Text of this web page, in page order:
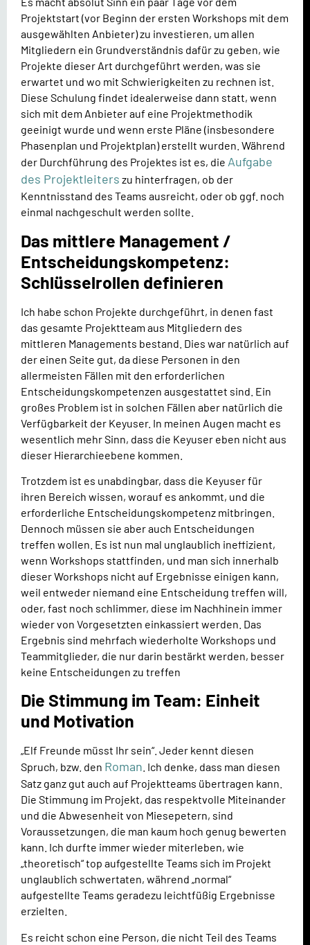
Projektstart (vor Beginn der ersten Workshops mit dem
ausgewählten Anbieter) zu investieren, um allen
Mitgliedern ein Grundverständnis dafür zu geben, wie
Projekte dieser Art durchgeführt werden, was sie
erwartet und wo mit Schwierigkeiten zu rechnen ist.
Diese Schulung findet idealerweise dann statt, wenn
sich mit dem Anbieter auf eine Projektmethodik
geeinigt wurde und wenn erste Pläne (insbesondere
Phasenplan und Projektplan) erstellt wurden. Während
der Durchführung des Projektes ist es, die Aufgabe
des Projektleiters zu hinterfragen, ob der
Kenntnisstand des Teams ausreicht, oder ob ggf. noch
einmal nachgeschult werden sollte.
Das mittlere Management /
Entscheidungskompetenz:
Schlüsselrollen definieren
Ich habe schon Projekte durchgeführt, in denen fast
das gesamte Projektteam aus Mitgliedern des
mittleren Managements bestand. Dies war natürlich auf
der einen Seite gut, da diese Personen in den
allermeisten Fällen mit den erforderlichen
Entscheidungskompetenzen ausgestattet sind. Ein
großes Problem ist in solchen Fällen aber natürlich die
Verfügbarkeit der Keyuser. In meinen Augen macht es
wesentlich mehr Sinn, dass die Keyuser eben nicht aus
dieser Hierarchieebene kommen.
Trotzdem ist es unabdingbar, dass die Keyuser für
ihren Bereich wissen, worauf es ankommt, und die
erforderliche Entscheidungskompetenz mitbringen.
Dennoch müssen sie aber auch Entscheidungen
treffen wollen. Es ist nun mal unglaublich ineffizient,
wenn Workshops stattfinden, und man sich innerhalb
dieser Workshops nicht auf Ergebnisse einigen kann,
weil entweder niemand eine Entscheidung treffen will,
oder, fast noch schlimmer, diese im Nachhinein immer
wieder von Vorgesetzten einkassiert werden. Das
Ergebnis sind mehrfach wiederholte Workshops und
Teammitglieder, die nur darin bestärkt werden, besser
keine Entscheidungen zu treffen
Die Stimmung im Team: Einheit
und Motivation
„Elf Freunde müsst Ihr sein“. Jeder kennt diesen
Spruch, bzw. den Roman . Ich denke, dass man diesen
Satz ganz gut auch auf Projektteams übertragen kann.
Die Stimmung im Projekt, das respektvolle Miteinander
und die Abwesenheit von Miesepetern, sind
Voraussetzungen, die man kaum hoch genug bewerten
kann. Ich durfte immer wieder miterleben, wie
„theoretisch“ top aufgestellte Teams sich im Projekt
unglaublich schwertaten, während „normal“
aufgestellte Teams geradezu leichtfüßig Ergebnisse
erzielten.
Es reicht schon eine Person, die nicht Teil des Teams